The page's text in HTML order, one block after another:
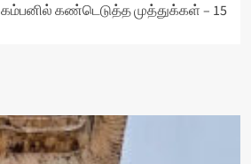
கம்பனில் கண்டெடுத்த முத்துக்கள் – 15